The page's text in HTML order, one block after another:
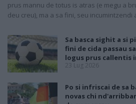
prus mannu de totus is atras (e megu a
deu creu), ma a sa fini, seu
Sa basca sighit a si
fini de cida passau
logus prus callentis
23 Lug 2026
Po si infriscai de sa
novas chi